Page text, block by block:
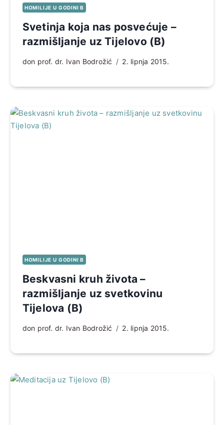
HOMILIJE U GODINI B
Svetinja koja nas posvećuje –
razmišljanje uz Tijelovo (B)
don prof. dr. Ivan Bodrožić 2. lipnja 2015.
HOMILIJE U GODINI B
Beskvasni kruh života –
razmišljanje uz svetkovinu
Tijelova (B)
don prof. dr. Ivan Bodrožić 2. lipnja 2015.